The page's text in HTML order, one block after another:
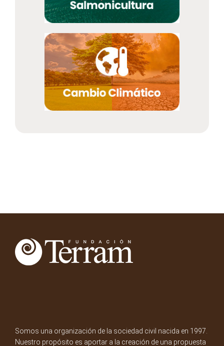
Somos una organización de la sociedad civil nacida en 1997.
Nuestro propósito es aportar a la creación de una propuesta